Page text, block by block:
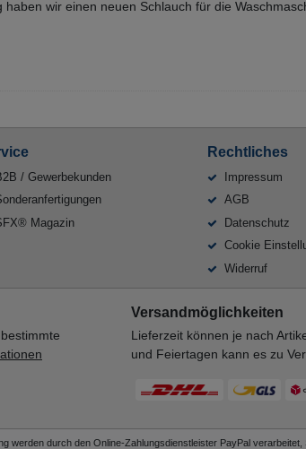
wir einen neuen Schlauch für die
/ Gewerbekunden
Magazin
Rechtliches
Impressum
AGB
Datenschutz
Cookie
Widerruf
Versandmöglichkeiten
Lieferzeit können je nach
und Feiertagen kann es zu
werden durch den Online-Zahlungsdienstleister PayPal verarbeitet,